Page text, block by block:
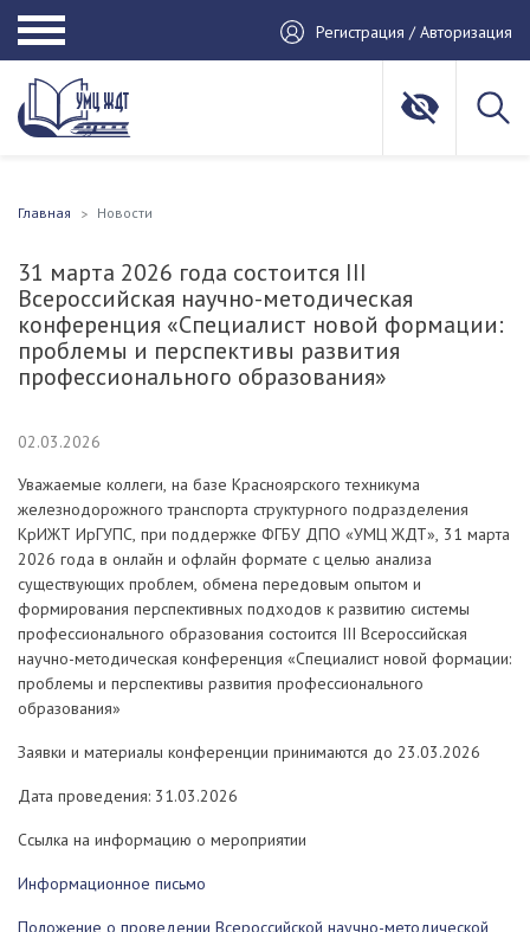
Регистрация / Авторизация
Главная Новости
31 марта 2026 года состоится III
Всероссийская научно-методическая
конференция «Специалист новой формации:
проблемы и перспективы развития
профессионального образования»
02.03.2026
Уважаемые коллеги, на базе Красноярского техникума
железнодорожного транспорта структурного подразделения
КрИЖТ ИрГУПС, при поддержке ФГБУ ДПО «УМЦ ЖДТ», 31 марта
2026 года в онлайн и офлайн формате с целью анализа
существующих проблем, обмена передовым опытом и
формирования перспективных подходов к развитию системы
профессионального образования состоится III Всероссийская
научно-методическая конференция «Специалист новой формации:
проблемы и перспективы развития профессионального
образования»
Заявки и материалы конференции принимаются до 23.03.2026
Дата проведения: 31.03.2026
Ссылка на информацию о мероприятии
Информационное письмо
Положение о проведении Всероссийской научно-методической